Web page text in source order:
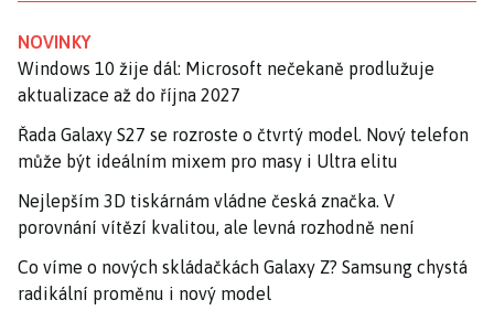
NOVINKY
Windows 10 žije dál: Microsoft nečekaně prodlužuje
aktualizace až do října 2027
Řada Galaxy S27 se rozroste o čtvrtý model. Nový telefon
může být ideálním mixem pro masy i Ultra elitu
Nejlepším 3D tiskárnám vládne česká značka. V
porovnání vítězí kvalitou, ale levná rozhodně není
Co víme o nových skládačkách Galaxy Z? Samsung chystá
radikální proměnu i nový model